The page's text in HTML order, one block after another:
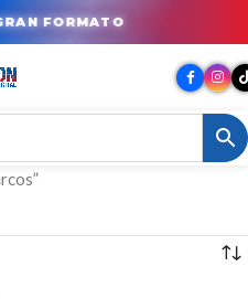
FORMATO